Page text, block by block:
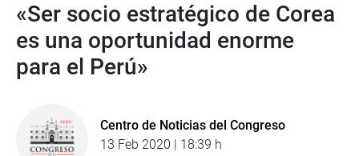
«Ser socio estratégico de Corea
es una oportunidad enorme
para el Perú»
Centro de Noticias del Congreso
13 Feb 2020 | 18:39 h